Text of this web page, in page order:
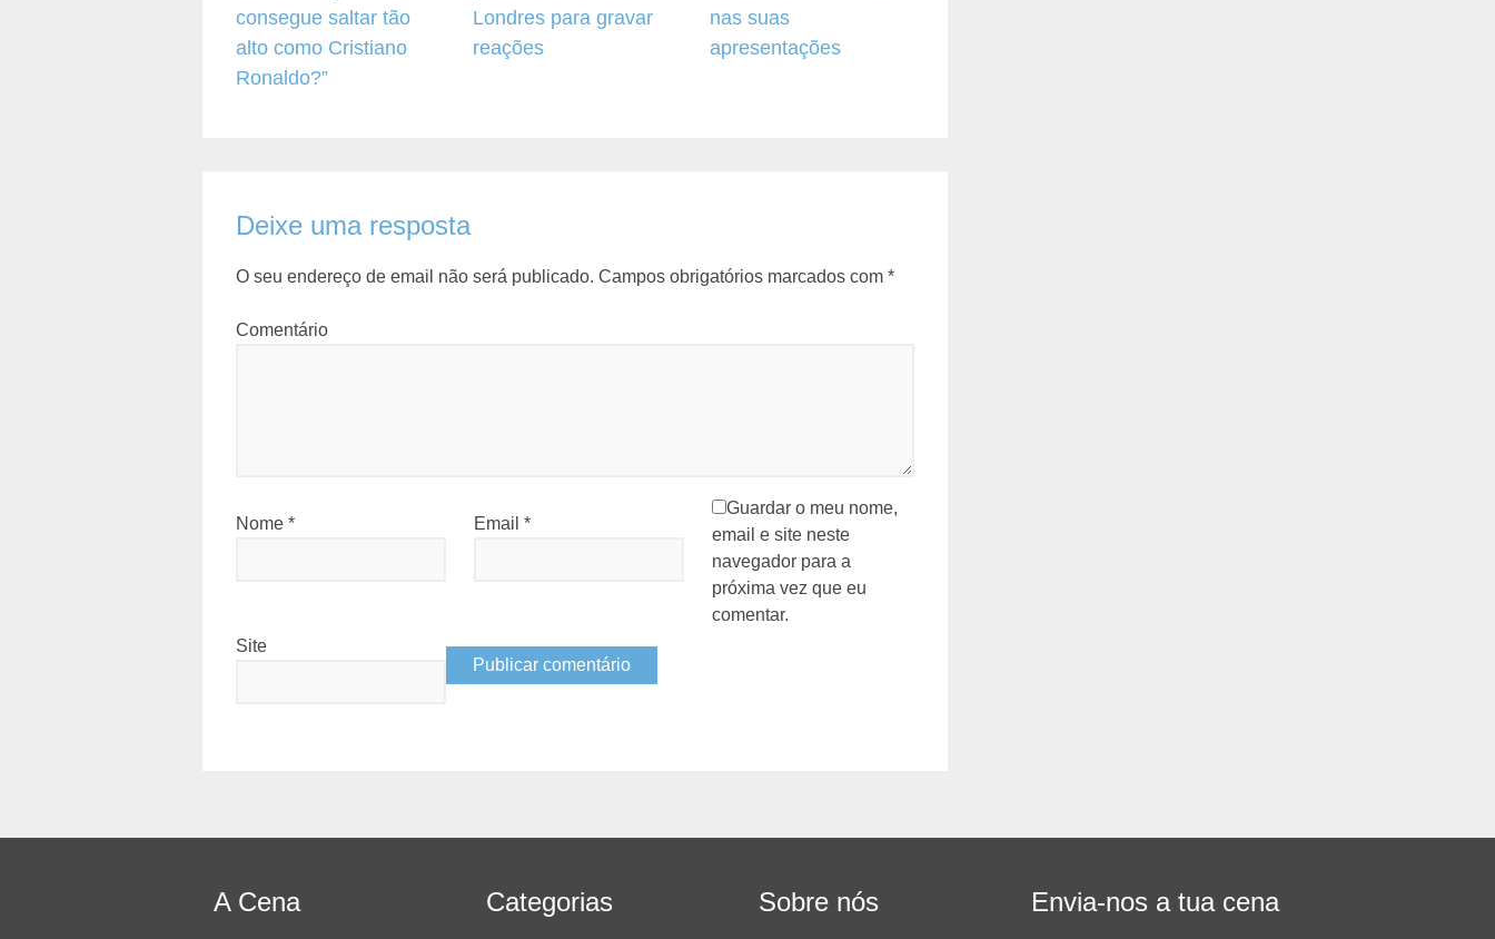
consegue saltar tão
alto como Cristiano
Ronaldo?”
Londres para gravar
reações
nas suas
apresentações
Deixe uma resposta
O seu endereço de email não será publicado. Campos obrigatórios marcados com *
Comentário
Nome * Email*
Site
Guardar o meu nome,
email e site neste
navegador para a
próxima vez que eu
comentar.
A Cena Categorias Sobre nós Envia-nos a tua cena